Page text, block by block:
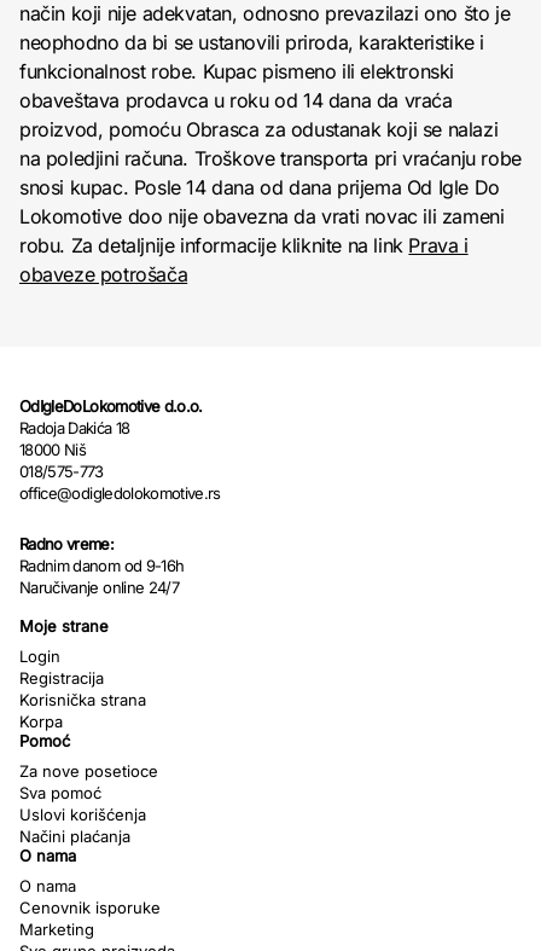
način koji nije adekvatan, odnosno prevazilazi ono što je
neophodno da bi se ustanovili priroda, karakteristike i
funkcionalnost robe. Kupac pismeno ili elektronski
obaveštava prodavca u roku od 14 dana da vraća
proizvod, pomoću Obrasca za odustanak koji se nalazi
na poledjini računa. Troškove transporta pri vraćanju robe
snosi kupac. Posle 14 dana od dana prijema Od Igle Do
Lokomotive doo nije obavezna da vrati novac ili zameni
robu. Za detaljnije informacije kliknite na link Prava i
obaveze potrošača
OdIgleDoLokomotive d.o.o.
Radoja Dakića 18
18000 Niš
018/575-773
office@odigledolokomotive.rs
Radno vreme:
Radnim danom od 9-16h
Naručivanje online 24/7
Moje strane
Login
Registracija
Korisnička strana
Korpa
Pomoć
Za nove posetioce
Sva pomoć
Uslovi korišćenja
Načini plaćanja
O nama
O nama
Cenovnik isporuke
Marketing